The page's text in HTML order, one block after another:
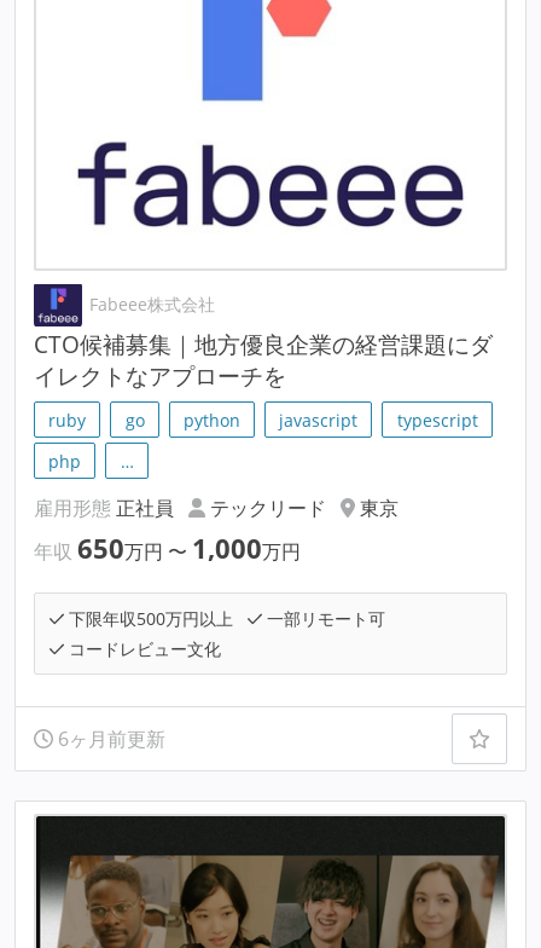
Fabeee株式会社
CTO候補募集｜地方優良企業の経営課題にダ
イレクトなアプローチを
ruby go python javascript
typescript
php
…
雇用形態 正社員 テックリード
東京
年収 650万円 〜 1,000万円
下限年収500万円以上
一部リモート可
コードレビュー文化
6ヶ月前更新